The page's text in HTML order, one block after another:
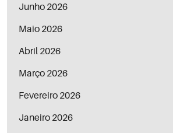
Junho 2026
Maio 2026
Abril 2026
Março 2026
Fevereiro 2026
Janeiro 2026